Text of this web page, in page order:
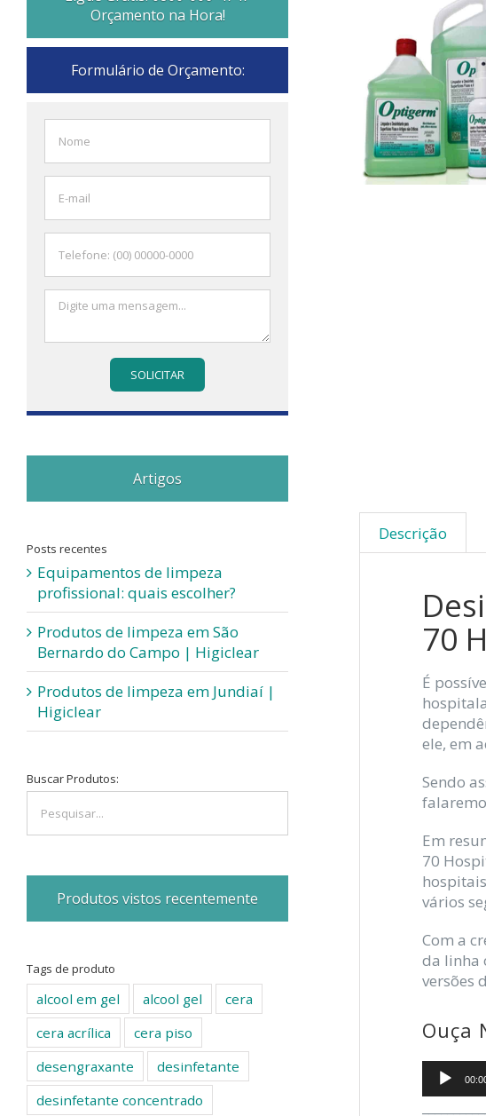
Descrição
70
É
ele, em
Sendo
Em
70
vários
Com a
da linha
versões
Ouça
Tocador
áudio
Orçamento na Hora!
Formulário de Orçamento:
Artigos
Posts recentes
Equipamentos de limpeza
profissional: quais escolher?
Produtos de limpeza em São
Bernardo do Campo | Higiclear
Produtos de limpeza em Jundiaí |
Higiclear
Buscar Produtos:
Produtos vistos recentemente
Tags de produto
alcool em gel alcool gel
cera
cera acrílica
cera piso
desengraxante
desinfetante
desinfetante concentrado